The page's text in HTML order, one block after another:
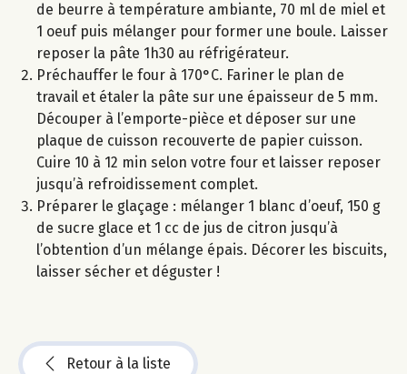
de beurre à température ambiante, 70 ml de miel et
1 oeuf puis mélanger pour former une boule. Laisser
reposer la pâte 1h30 au réfrigérateur.
Préchauffer le four à 170°C. Fariner le plan de
travail et étaler la pâte sur une épaisseur de 5 mm.
Découper à l’emporte-pièce et déposer sur une
plaque de cuisson recouverte de papier cuisson.
Cuire 10 à 12 min selon votre four et laisser reposer
jusqu’à refroidissement complet.
Préparer le glaçage : mélanger 1 blanc d’oeuf, 150 g
de sucre glace et 1 cc de jus de citron jusqu’à
l’obtention d’un mélange épais. Décorer les biscuits,
laisser sécher et déguster !
Retour à la liste